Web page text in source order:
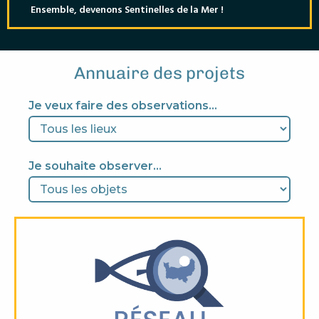
Ensemble, devenons Sentinelles de la Mer !
Annuaire des projets
Je veux faire des observations...
Je souhaite observer...
Objectifs